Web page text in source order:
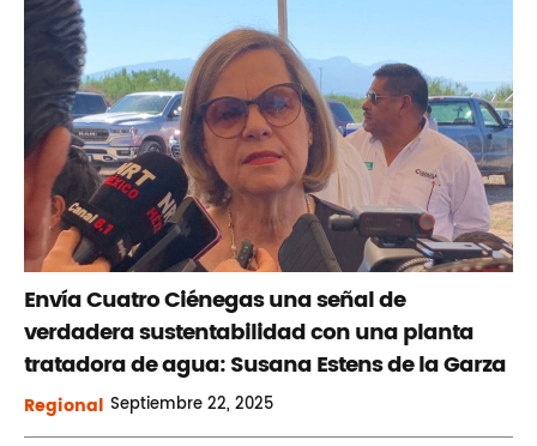
Envía Cuatro Ciénegas una señal de
verdadera sustentabilidad con una planta
tratadora de agua: Susana Estens de la Garza
Regional Septiembre22, 2025